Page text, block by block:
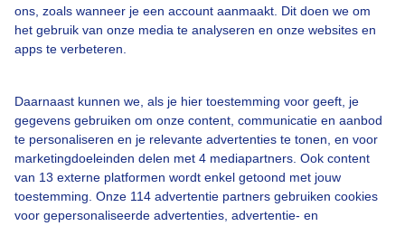
ons, zoals wanneer je een account aanmaakt. Dit doen we om
het gebruik van onze media te analyseren en onze websites en
apps te verbeteren.
Daarnaast kunnen we, als je hier toestemming voor geeft, je
gegevens gebruiken om onze content, communicatie en aanbod
te personaliseren en je relevante advertenties te tonen, en voor
marketingdoeleinden delen met 4 mediapartners. Ook content
van 13 externe platformen wordt enkel getoond met jouw
toestemming. Onze 114 advertentie partners gebruiken cookies
voor gepersonaliseerde advertenties, advertentie- en
Neerslag in Brussel
Licht
15:25 15:55 16:55 17:25